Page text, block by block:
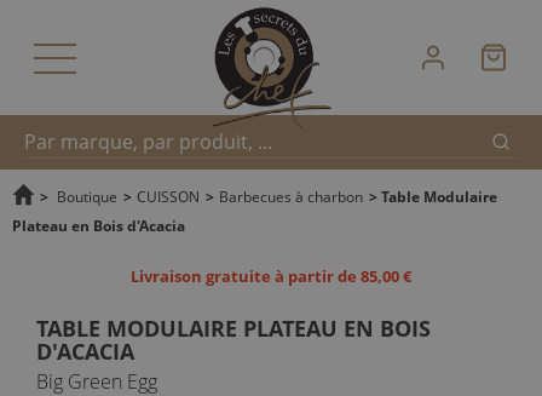
Recherche
> Boutique > CUISSON > Barbecues à charbon > Table Modulaire
Plateau en Bois d'Acacia
Livraison gratuite à partir de 85,00 €
TABLE MODULAIRE PLATEAU EN BOIS
D'ACACIA
Big Green Egg